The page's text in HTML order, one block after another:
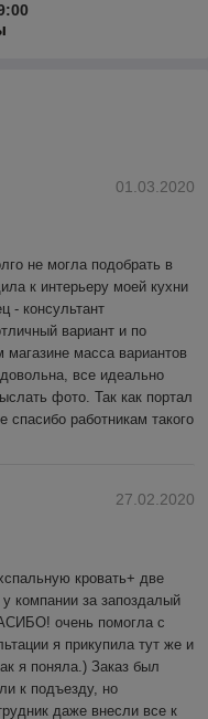
01.03.2020
не могла подобрать в
к интерьеру моей кухни
- консультант
вариант и по
магазине масса вариантов
все идеально
фото. Так как портал
работникам такого
27.02.2020
кровать+ две
компании за запоздалый
очень помогла с
я прикупила тут же и
я поняла.) Заказ был
к подъезду, но
даже внесли все к